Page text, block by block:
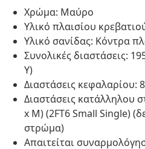
Χρώμα: Μαύρο
Υλικό πλαισίου
Υλικό σανίδας: Κόντρα
Συνολικές διαστάσεις:
Υ)
Διαστάσεις κεφαλαρίου:
Διαστάσεις κατάλληλου
x Μ) (2FT6 Small Single)
στρώμα)
Απαιτείται